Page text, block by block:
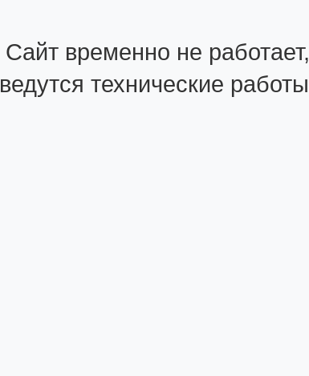
Сайт временно не работает,
ведутся технические